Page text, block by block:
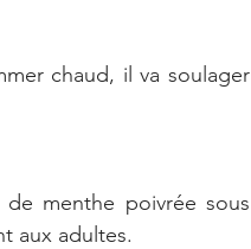
chaud, il va soulager
menthe poivrée sous
aux adultes.